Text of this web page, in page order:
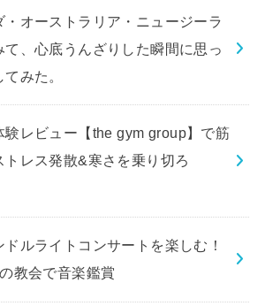
・オーストラリア・ニュージーラ
て、心底うんざりした瞬間に思っ
みた。
験レビュー【the gym group】で筋
レス発散&寒さを乗り切ろ
ルライトコンサートを楽しむ！
教会で音楽鑑賞